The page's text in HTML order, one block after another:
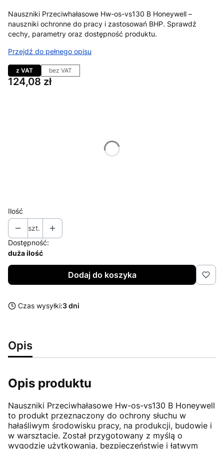
Nauszniki Przeciwhałasowe Hw-os-vs130 B Honeywell –
nauszniki ochronne do pracy i zastosowań BHP. Sprawdź
cechy, parametry oraz dostępność produktu.
Przejdź do pełnego opisu
z VAT bez VAT
Cena
124,08 zł
Ilość
szt.
Dostępność:
duża ilość
Dodaj do koszyka
Czas wysyłki:3 dni
Opis
Opis produktu
Nauszniki Przeciwhałasowe Hw-os-vs130 B Honeywell
to produkt przeznaczony do ochrony słuchu w
hałaśliwym środowisku pracy, na produkcji, budowie i
w warsztacie. Został przygotowany z myślą o
wygodzie użytkowania, bezpieczeństwie i łatwym